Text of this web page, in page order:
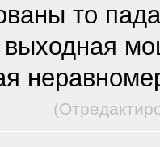
то
выходная